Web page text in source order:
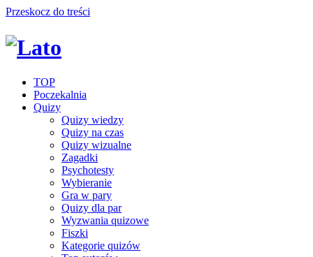
Przeskocz do treści
TOP
Poczekalnia
Quizy
Quizy wiedzy
Quizy na czas
Quizy wizualne
Zagadki
Psychotesty
Wybieranie
Gra w pary
Quizy dla par
Wyzwania quizowe
Fiszki
Kategorie quizów